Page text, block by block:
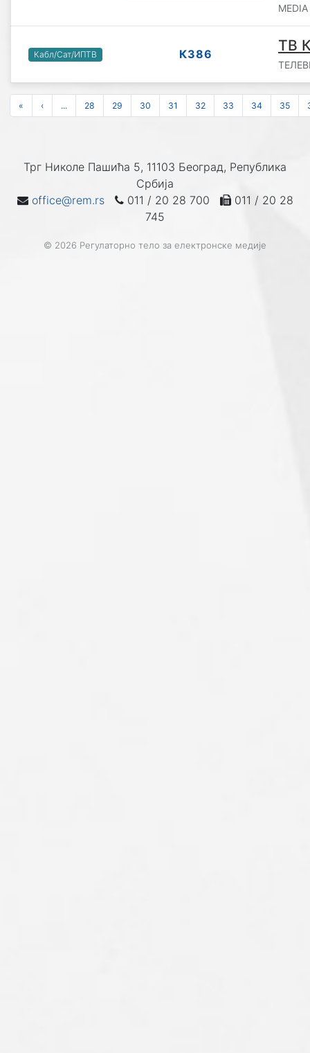
Кабл/Сат/ИПТВ К386 ТВ
« ‹ ... 28 29 30 31 32 33 34 35
Трг Николе Пашића 5, 11103 Београд, Република
Србија
office@rem.rs
011 / 20 28 700
011 / 20 28
745
© 2026 Регулаторно тело за електронске медије